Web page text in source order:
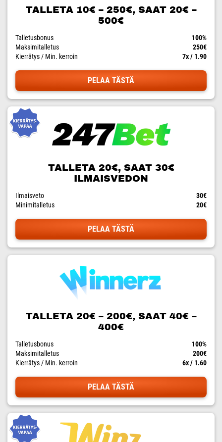
TALLETA 10€ – 250€, SAAT 20€ –
500€
Talletusbonus
100%
Maksimitalletus
250€
Kierrätys / Min. kerroin
7x / 1.90
PELAA TÄSTÄ
TALLETA 20€, SAAT 30€
ILMAISVEDON
Ilmaisveto
30€
Minimitalletus
20€
PELAA TÄSTÄ
TALLETA 20€ – 200€, SAAT 40€ –
400€
Talletusbonus
100%
Maksimitalletus
200€
Kierrätys / Min. kerroin
6x / 1.60
PELAA TÄSTÄ